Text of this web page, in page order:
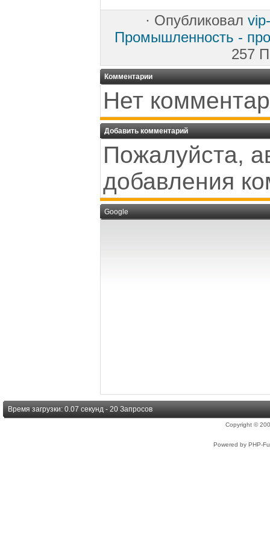
· Опубликовал
Промышленность -
257
Комментарии
Нет
Добавить комментарий
Пожалуйста,
добавления
Google
Время загрузки: 0.07 секунд - 20 Запросов
Copyright ©
Powered by PHP-